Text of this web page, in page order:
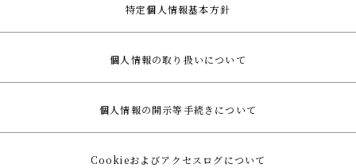
特定個人情報基本方針
個人情報の取り扱いについて
個人情報の開示等手続きについて
Cookieおよびアクセスログについて